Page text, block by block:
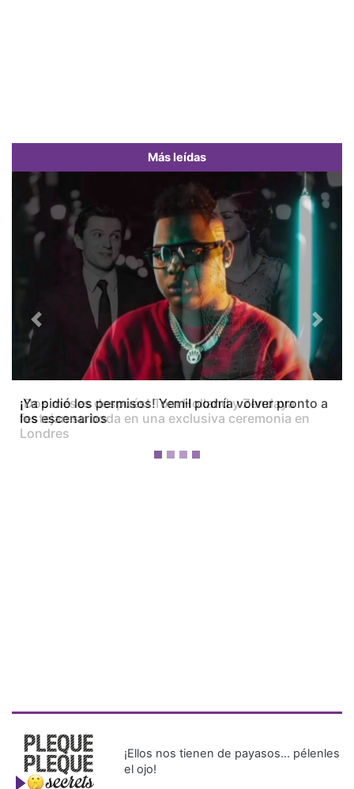
Más leídas
¡Dos meses después! Tom Holland y Zendaya
festejan su boda en una exclusiva ceremonia en
Londres
Previous Next
¡Ellos nos tienen de payasos… pélenles
el ojo!